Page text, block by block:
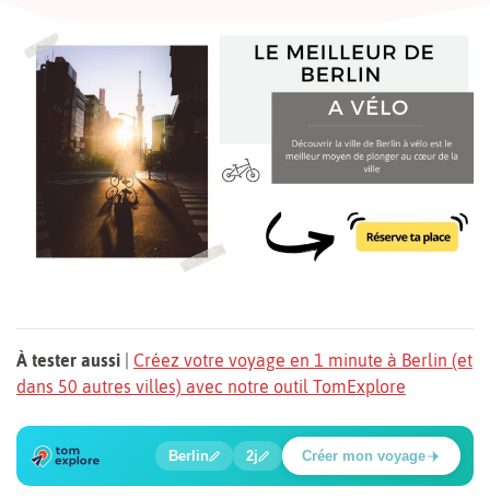
À tester aussi
Créez votre voyage en 1 minute à Berlin (et
dans 50 autres villes) avec notre outil TomExplore
🔍
🔍
🔍
🍲
🔍
🔍
6
Place Potsdamer
Berlin 2j Créer mon voyage